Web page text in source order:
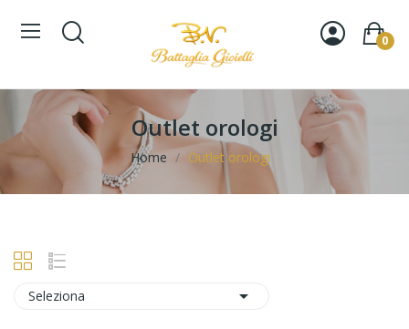
0
Outlet orologi
Home Outlet orologi
Seleziona 